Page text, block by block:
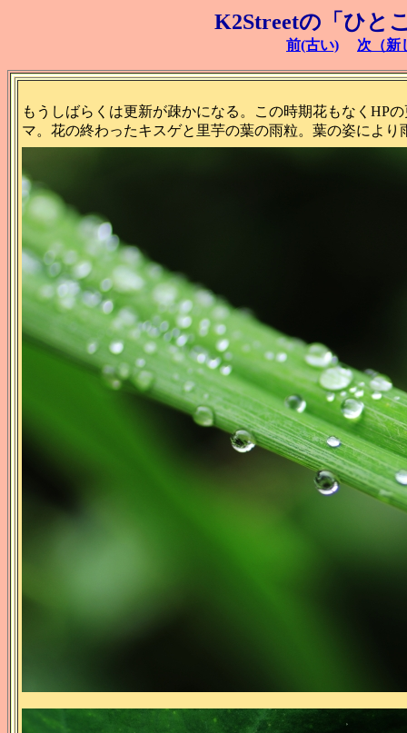
K2Streetの「ひと
前(古い) 次（新
もうしばらくは更新が疎かになる。この時期花もなくHP
マ。花の終わったキスゲと里芋の葉の雨粒。葉の姿により